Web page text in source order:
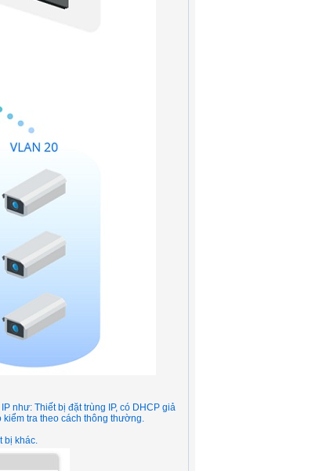
như: Thiết bị đặt trùng IP, có DHCP giả
tra theo cách thông thường.
bị khác.